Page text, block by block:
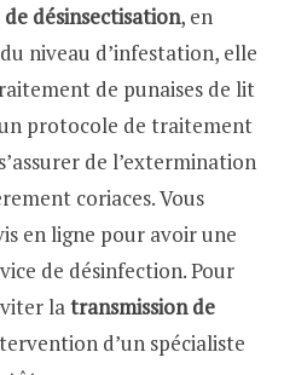
désinsectisation, en
niveau d’infestation, elle
de punaises de lit
protocole de traitement
de l’extermination
coriaces. Vous
en ligne pour avoir une
de désinfection. Pour
latransmission de
d’un spécialiste